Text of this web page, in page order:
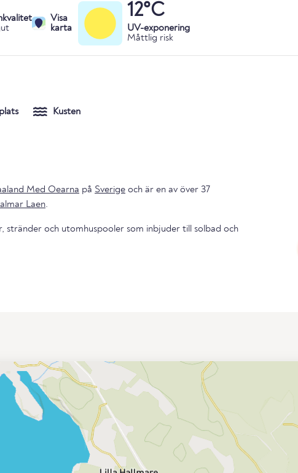
Visa
karta
12°C
UV-exponering
Måttlig risk
Kusten
Med Oearna på Sverige och är en av över 37
Laen.
stränder och utomhuspooler som inbjuder till solbad och